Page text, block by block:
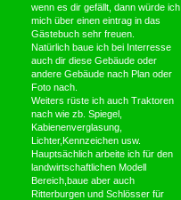
wenn es dir gefällt, dann würde ich
mich über einen eintrag in das
Gästebuch sehr freuen.
Natürlich baue ich bei Interresse
auch dir diese Gebäude oder
andere Gebäude nach Plan oder
Foto nach.
Weiters rüste ich auch Traktoren
nach wie zb. Spiegel,
Kabienenverglasung,
Lichter,Kennzeichen usw.
Hauptsächlich arbeite ich für den
landwirtschaftlichen Modell
Bereich,baue aber auch
Ritterburgen und Schlösser für